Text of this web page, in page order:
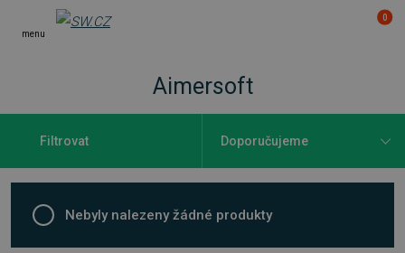
menu
0
Aimersoft
Filtrovat
Nebyly nalezeny žádné produkty